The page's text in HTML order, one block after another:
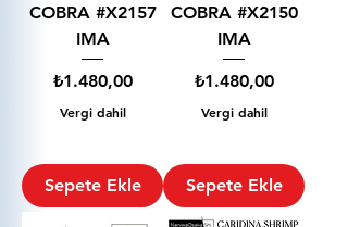
COBRA #X2157
IMA
Fiyat
₺1.480,00
Vergi dahil
Sepete Ekle
COBRA #X2150
IMA
Fiyat
₺1.480,00
Vergi dahil
Sepete Ekle